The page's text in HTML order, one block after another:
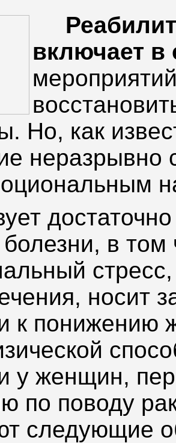
включает в
Но, как
неразрывно
в том
носит
к понижению
у женщин,
по поводу
следующие